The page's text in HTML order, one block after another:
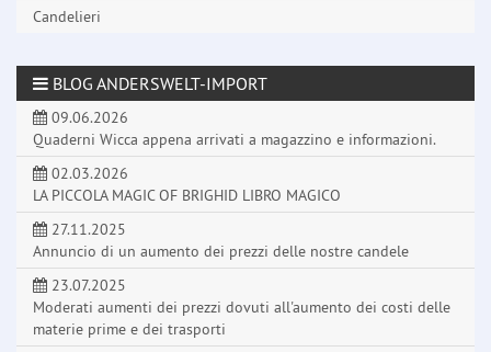
Candelieri
BLOG ANDERSWELT-IMPORT
09.06.2026
Quaderni Wicca appena arrivati a magazzino e informazioni.
02.03.2026
LA PICCOLA MAGIC OF BRIGHID LIBRO MAGICO
27.11.2025
Annuncio di un aumento dei prezzi delle nostre candele
23.07.2025
Moderati aumenti dei prezzi dovuti all'aumento dei costi delle
materie prime e dei trasporti